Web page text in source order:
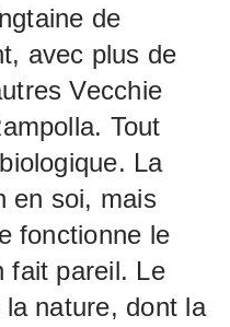
de
avec plus de
Vecchie
Tout
La
en soi, mais
fonctionne le
fait pareil. Le
nature, dont la